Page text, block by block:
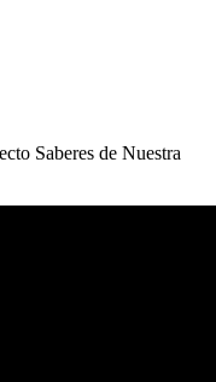
Saberes de Nuestra